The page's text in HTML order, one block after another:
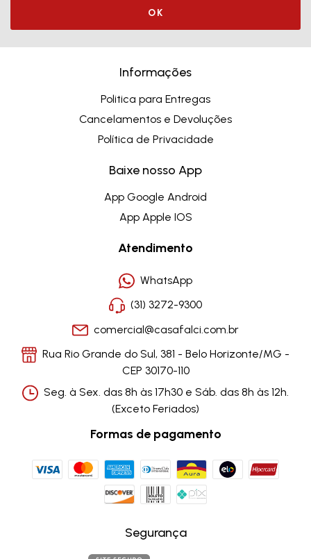
Informações
Politica para Entregas
Cancelamentos e Devoluções
Política de Privacidade
Baixe nosso App
App Google Android
App Apple IOS
Atendimento
WhatsApp
(31) 3272-9300
comercial@casafalci.com.br
Rua Rio Grande do Sul, 381 - Belo Horizonte/MG -
CEP 30170-110
Seg. à Sex. das 8h às 17h30 e Sáb. das 8h às 12h.
(Exceto Feriados)
Formas de pagamento
Segurança